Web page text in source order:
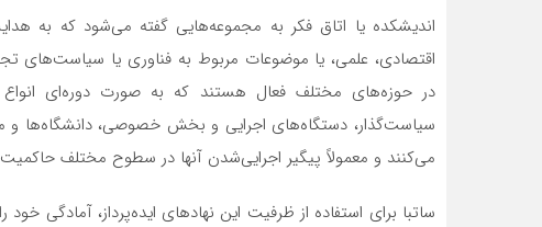
اندیشکده یا اتاق فکر به مجموعه‌هایی گفته می‌شود که به
در حوزه‌های مختلف فعال هستند که به صورت دوره‌ای انواع
سیاست‌گذار، دستگاه‌های اجرایی و بخش خصوصی، دانشگاه‌ها و
می‌کنند و معمولاً پیگیر اجرایی‌شدن آنها در سطوح مختلف
ساتبا برای استفاده از ظرفیت این نهادهای ایده‌پرداز، آمادگی